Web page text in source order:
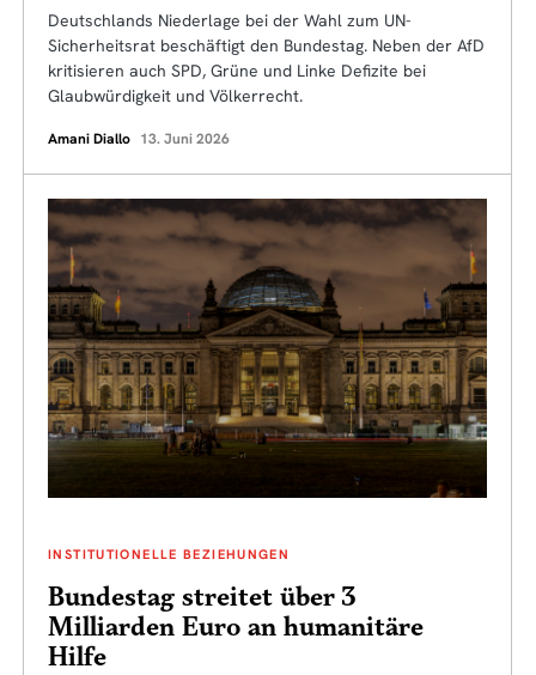
Deutschlands Niederlage bei der Wahl zum UN-
Sicherheitsrat beschäftigt den Bundestag. Neben der AfD
kritisieren auch SPD, Grüne und Linke Defizite bei
Glaubwürdigkeit und Völkerrecht.
Amani Diallo 13. Juni 2026
INSTITUTIONELLE BEZIEHUNGEN
Bundestag streitet über 3
Milliarden Euro an humanitäre
Hilfe